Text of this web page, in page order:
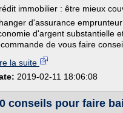
immobilier : être mieux
d'assurance
d'argent substantielle
de vous faire
la suite
2019-02-11 18:06:08
conseils pour faire